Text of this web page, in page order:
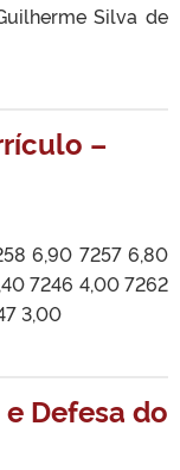
Silva de
–
6,90 7257 6,80
7246 4,00 7262
3,00
Defesa do